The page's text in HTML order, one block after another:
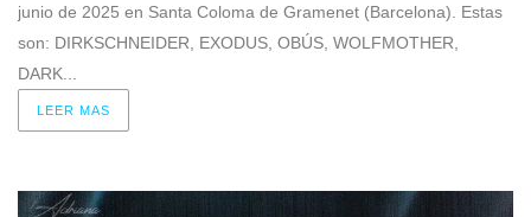
junio de 2025 en Santa Coloma de Gramenet (Barcelona). Estas
son: DIRKSCHNEIDER, EXODUS, OBÚS, WOLFMOTHER,
DARK...
LEER MAS